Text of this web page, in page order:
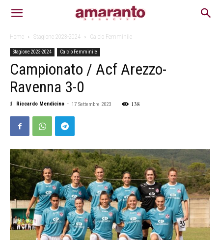
Home Stagione 2023-2024 Calcio Femminile
Stagione 2023-2024 Calcio Femminile
Campionato / Acf Arezzo-
Ravenna 3-0
di Riccardo Mendicino - 17 Settembre 2023 138